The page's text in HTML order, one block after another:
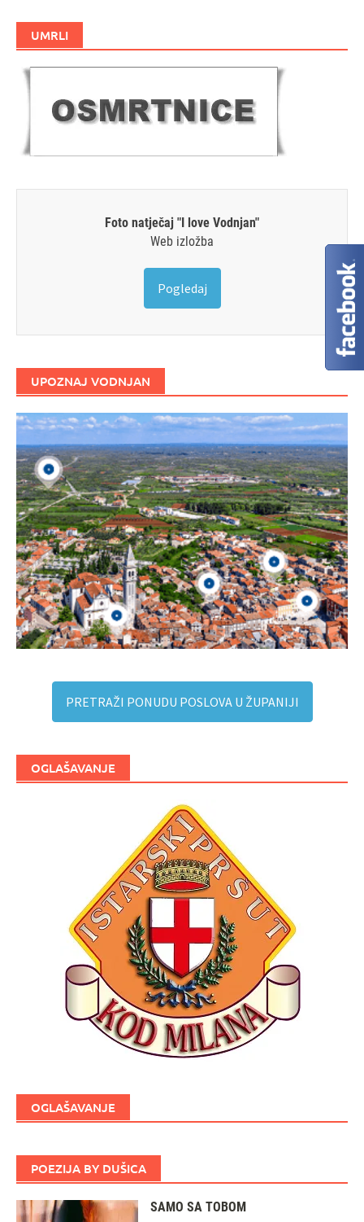
UMRLI
Foto natječaj "I love Vodnjan"
Web izložba
Pogledaj
UPOZNAJ VODNJAN
PRETRAŽI PONUDU POSLOVA U ŽUPANIJI
OGLAŠAVANJE
OGLAŠAVANJE
POEZIJA BY DUŠICA
SAMO SA TOBOM